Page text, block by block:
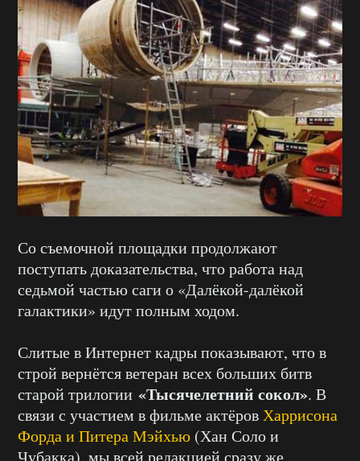
Со съемочной площадки продолжают
поступать доказательства, что работа над
седьмой частью саги о «Далёкой-далёкой
галактики» идут полным ходом.
Слитые в Интернет кадры показывают, что в
строй вернётся ветеран всех больших битв
старой трилогии «Тысячелетний сокол». В
связи с участием в фильме актёровХаррисона
Форда и Питера Мэйхью (Хан Соло и